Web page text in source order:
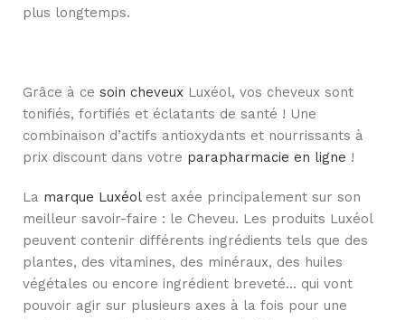
plus longtemps.
Grâce à ce soin cheveux Luxéol, vos cheveux sont
tonifiés, fortifiés et éclatants de santé ! Une
combinaison d’actifs antioxydants et nourrissants à
prix discount dans votre parapharmacie en ligne !
La marque Luxéolest axée principalement sur son
meilleur savoir-faire : le Cheveu. Les produits Luxéol
peuvent contenir différents ingrédients tels que des
plantes, des vitamines, des minéraux, des huiles
végétales ou encore ingrédient breveté… qui vont
pouvoir agir sur plusieurs axes à la fois pour une